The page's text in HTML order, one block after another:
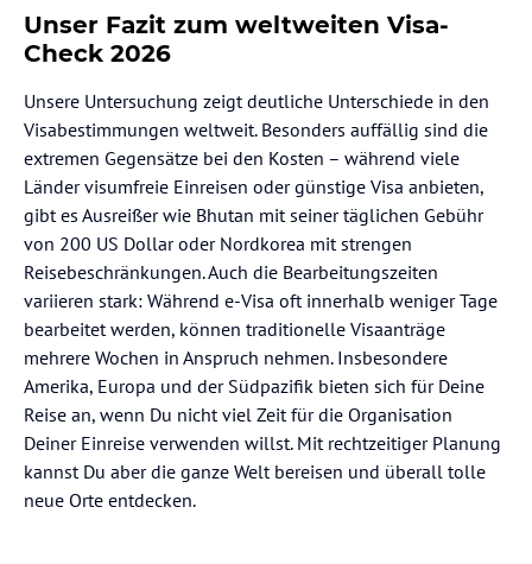
Unser Fazit zum weltweiten Visa-
Check 2026
Unsere Untersuchung zeigt deutliche Unterschiede in den
Visabestimmungen weltweit. Besonders auffällig sind die
extremen Gegensätze bei den Kosten – während viele
Länder visumfreie Einreisen oder günstige Visa anbieten,
gibt es Ausreißer wie Bhutan mit seiner täglichen Gebühr
von 200 US Dollar oder Nordkorea mit strengen
Reisebeschränkungen. Auch die Bearbeitungszeiten
variieren stark: Während e-Visa oft innerhalb weniger Tage
bearbeitet werden, können traditionelle Visaanträge
mehrere Wochen in Anspruch nehmen. Insbesondere
Amerika, Europa und der Südpazifik bieten sich für Deine
Reise an, wenn Du nicht viel Zeit für die Organisation
Deiner Einreise verwenden willst. Mit rechtzeitiger Planung
kannst Du aber die ganze Welt bereisen und überall tolle
neue Orte entdecken.